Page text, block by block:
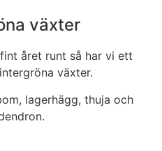
växter
året runt så har vi ett
växter.
lagerhägg, thuja och